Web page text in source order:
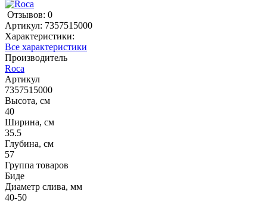
Отзывов: 0
Артикул: 7357515000
Характеристики:
Все характеристики
Производитель
Roca
Артикул
7357515000
Высота, см
40
Ширина, см
35.5
Глубина, см
57
Группа товаров
Биде
Диаметр слива, мм
40-50